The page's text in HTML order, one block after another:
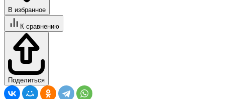
В избранное
К сравнению
Поделиться